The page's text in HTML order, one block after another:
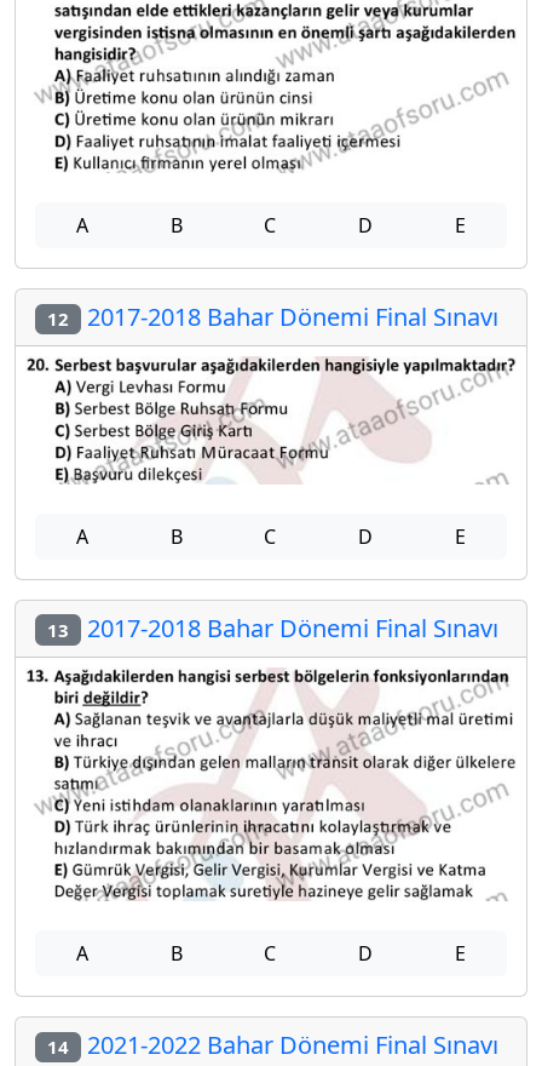
A B C D E
12 2017-2018 Bahar Dönemi Final Sınavı
A B C D E
13 2017-2018 Bahar Dönemi Final Sınavı
A B C D E
14 2021-2022 Bahar Dönemi Final Sınavı